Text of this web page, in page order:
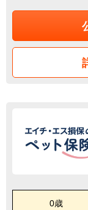
0歳